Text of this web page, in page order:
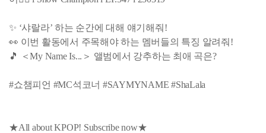
✨ ‘샤랄라’ 하는 순간에 대해 얘기해줘!
👀 이번 활동에서 주목해야 하는 멤버들의 특징 알려줘!
🎵 ＜My Name Is...＞ 앨범에서 강추하는 최애 곡은?
#쇼챔피언 #MC석코너 #SAYMYNAME #ShaLala
★All about KPOP! Subscribe now★